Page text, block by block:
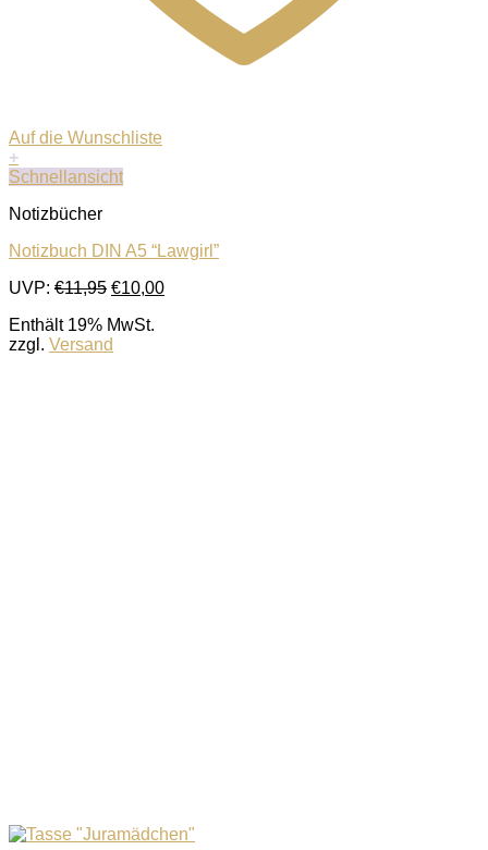
Auf die Wunschliste
+
Schnellansicht
Notizbücher
Notizbuch DIN A5 “Lawgirl”
UVP: €11,95 Ursprünglicher
war:
€11,95
€10,00Aktueller
Enthält 19% MwSt.
zzgl. Versand